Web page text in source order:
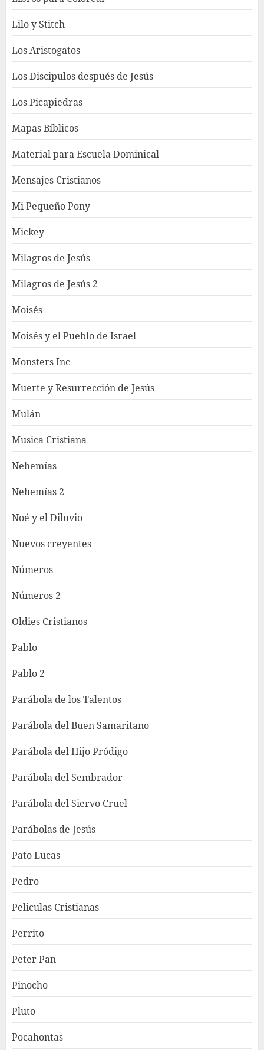
Lilo y Stitch
Los Aristogatos
Los Discipulos después de Jesús
Los Picapiedras
Mapas Bíblicos
Material para Escuela Dominical
Mensajes Cristianos
Mi Pequeño Pony
Mickey
Milagros de Jesús
Milagros de Jesús 2
Moisés
Moisés y el Pueblo de Israel
Monsters Inc
Muerte y Resurrección de Jesús
Mulán
Musica Cristiana
Nehemías
Nehemías 2
Noé y el Diluvio
Nuevos creyentes
Números
Números 2
Oldies Cristianos
Pablo
Pablo 2
Parábola de los Talentos
Parábola del Buen Samaritano
Parábola del Hijo Pródigo
Parábola del Sembrador
Parábola del Siervo Cruel
Parábolas de Jesús
Pato Lucas
Pedro
Peliculas Cristianas
Perrito
Peter Pan
Pinocho
Pluto
Pocahontas